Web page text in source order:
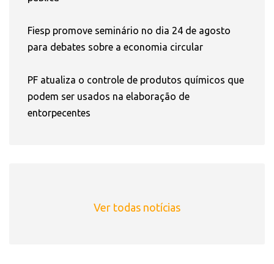
Fiesp promove seminário no dia 24 de agosto
para debates sobre a economia circular
PF atualiza o controle de produtos químicos que
podem ser usados na elaboração de
entorpecentes
Ver todas notícias